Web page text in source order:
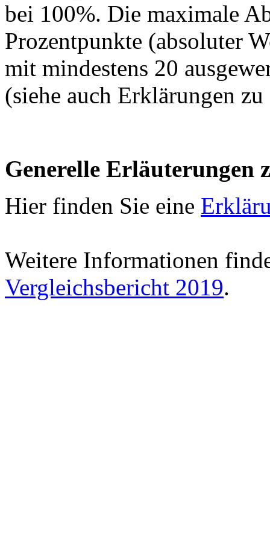
bei 100%. Die maximale
Prozentpunkte (absoluter
mit mindestens 20
(siehe auch Erklärungen
Generelle Erläuterungen
Hier finden Sie eine
Weitere Informationen
Vergleichsbericht 2019.